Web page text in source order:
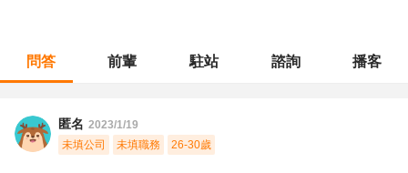
問答 前輩 駐站 諮詢 播客
匿名 2023/1/19
未填公司
未填職務 26-30歲